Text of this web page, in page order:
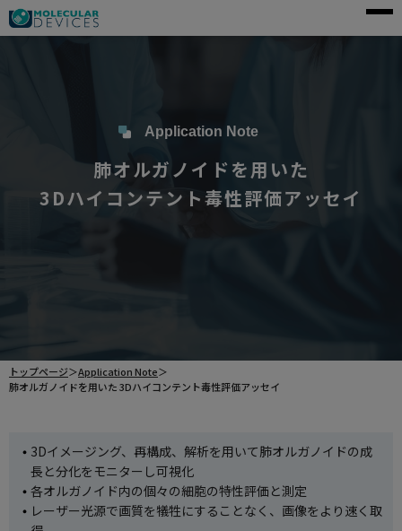
製品一覧
サービス・サポート
導入事例
修理、不具合、点検、移設等のお問い合わせ
Application Note
肺オルガノイドを用いた
3Dハイコンテント毒性評価アッセイ
トップページ＞Application Note＞
肺オルガノイドを用いた 3Dハイコンテント毒性評価アッセイ
3Dイメージング、再構成、解析を用いて肺オルガノイドの成
長と分化をモニターし可視化
各オルガノイド内の個々の細胞の特性評価と測定
レーザー光源で画質を犠牲にすることなく、画像をより速く取